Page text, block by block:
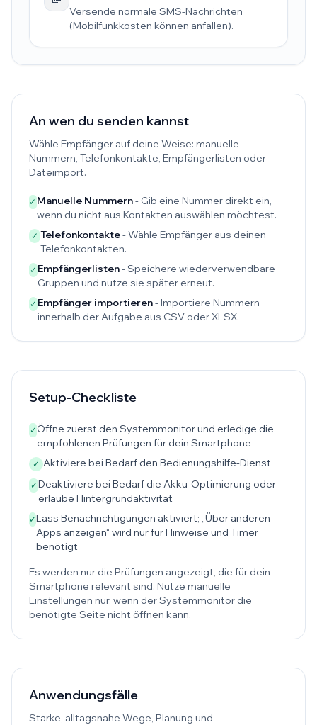
Versende normale SMS-Nachrichten
(Mobilfunkkosten können anfallen).
An wen du senden kannst
Wähle Empfänger auf deine Weise: manuelle
Nummern, Telefonkontakte, Empfängerlisten oder
Dateimport.
✓Manuelle Nummern- Gib eine Nummer direkt ein,
wenn du nicht aus Kontakten auswählen möchtest.
✓ Telefonkontakte- Wähle Empfänger aus deinen
Telefonkontakten.
✓ Empfängerlisten- Speichere wiederverwendbare
Gruppen und nutze sie später erneut.
✓Empfänger importieren- Importiere Nummern
innerhalb der Aufgabe aus CSV oder XLSX.
Setup-Checkliste
✓ Öffne zuerst den Systemmonitor und erledige die
empfohlenen Prüfungen für dein Smartphone
✓ Aktiviere bei Bedarf den Bedienungshilfe-Dienst
✓ Deaktiviere bei Bedarf die Akku-Optimierung oder
erlaube Hintergrundaktivität
✓Lass Benachrichtigungen aktiviert; „Über anderen
Apps anzeigen“ wird nur für Hinweise und Timer
benötigt
Es werden nur die Prüfungen angezeigt, die für dein
Smartphone relevant sind. Nutze manuelle
Einstellungen nur, wenn der Systemmonitor die
benötigte Seite nicht öffnen kann.
Anwendungsfälle
Starke, alltagsnahe Wege, Planung und